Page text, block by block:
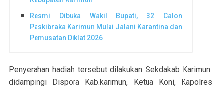
Resmi Dibuka Wakil Bupati, 32 Calon
Paskibraka Karimun Mulai Jalani Karantina dan
Pemusatan Diklat 2026
Penyerahan hadiah tersebut dilakukan Sekdakab Karimun
didampingi Dispora Kab.karimun, Ketua Koni, Kapolres